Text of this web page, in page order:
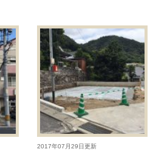
2017年07月29日更新